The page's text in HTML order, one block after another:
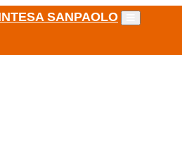
SANPAOLO